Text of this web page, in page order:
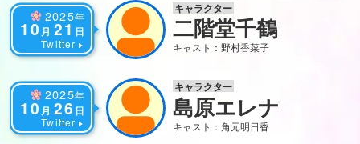
2025年
10 月 21 日
Twitter
キャラクター
二階堂千鶴
キャスト：野村香菜子
2025年
10月 26 日
Twitter
キャラクター
島原エレナ
キャスト：角元明日香